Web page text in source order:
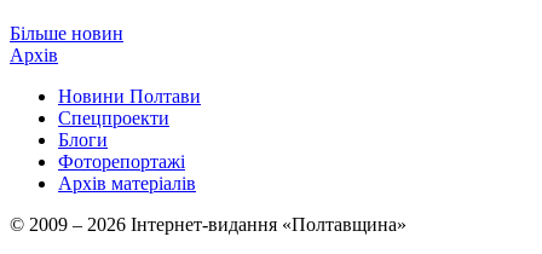
Більше новин
Архів
Новини Полтави
Спецпроекти
Блоги
Фоторепортажі
Архів матеріалів
© 2009 – 2026 Інтернет-видання «Полтавщина»